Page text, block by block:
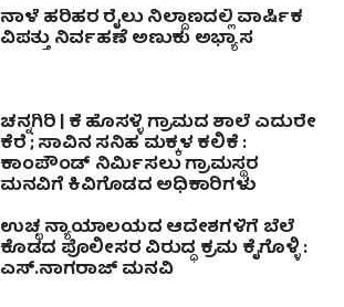
ನಾಳೆ ಹರಿಹರ ರೈಲು ನಿಲ್ದಾಣದಲ್ಲಿ ವಾರ್ಷಿಕ
ವಿಪತ್ತು ನಿರ್ವಹಣೆ ಅಣುಕು ಅಭ್ಯಾಸ
ಚನ್ನಗಿರಿ | ಕೆ ಹೊಸಳ್ಳಿ ಗ್ರಾಮದ ಶಾಲೆ ಎದುರೇ
ಕೆರೆ ; ಸಾವಿನ ಸನಿಹ ಮಕ್ಕಳ‌ ಕಲಿಕೆ :
ಕಾಂಪೌಂಡ್ ನಿರ್ಮಿಸಲು ಗ್ರಾಮಸ್ಥರ
ಮನವಿಗೆ ಕಿವಿಗೊಡದ ಅಧಿಕಾರಿಗಳು
ಉಚ್ಛ ನ್ಯಾಯಾಲಯದ ಆದೇಶಗಳಿಗೆ ಬೆಲೆ
ಕೊಡದ ಪೊಲೀಸರ ವಿರುದ್ಧ ಕ್ರಮ ಕೈಗೊಳ್ಳಿ :
ಎಸ್.ನಾಗರಾಜ್ ಮನವಿ